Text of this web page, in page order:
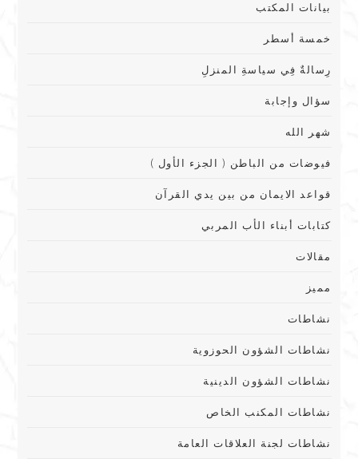
بيانات المكتب
خمسة أسطر
رِسالةٌ فِي سياسةِ المنزلِ
سؤال وإجابة
شهر الله
فيوضات من الباطن ( الجزء الأول )
قواعد الايمان من بين يدي القرآن
كتابات أبناء الأب المربي
مقالات
مميز
نشاطات
نشاطات الشؤون الحوزوية
نشاطات الشؤون الدينية
نشاطات المكنب الخاص
نشاطات لجنة العلاقات العامة